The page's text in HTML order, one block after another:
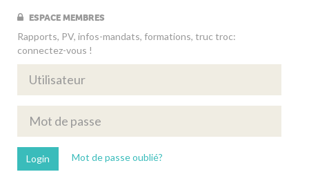
ESPACE MEMBRES
Rapports, PV, infos-mandats, formations, truc troc:
connectez-vous !
Mot de passe oublié?